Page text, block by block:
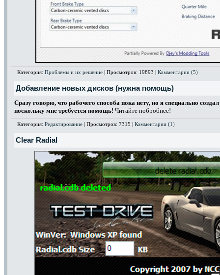
Категория: Проблемы и их решение | Просмотров: 19893 | Комментарии (5)
Добавление новых дисков (нужна помощь)
Сразу говорю, что рабочего способа пока нету, но я специально
поскольку мне требуется помощь! Читайте побробнее!
Категория: Редактирование | Просмотров: 7315 | Комментарии (1)
Clear Radial